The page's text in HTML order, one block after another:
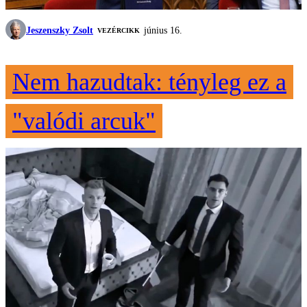
Jeszenszky Zsolt VEZÉRCIKK június 16.
Nem hazudtak: tényleg ez a
"valódi arcuk"